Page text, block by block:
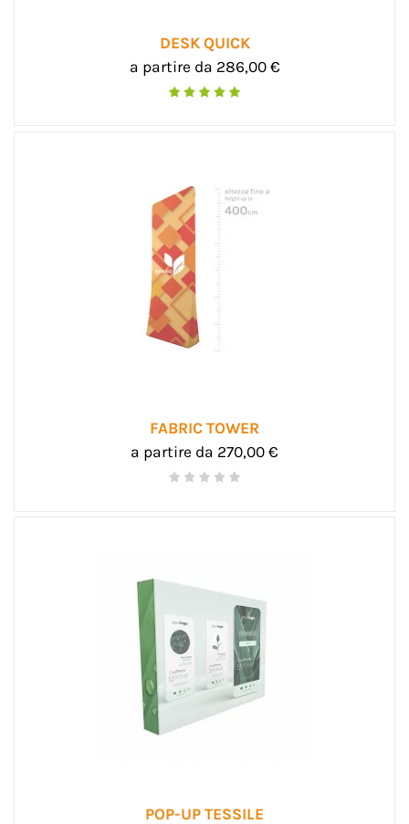
DESK QUICK
a partire da 286,00 €
FABRIC TOWER
a partire da 270,00 €
POP-UP TESSILE